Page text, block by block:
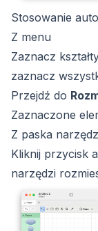
Stosowanie
Z menu
Zaznacz
zaznacz
Przejdź do
Zaznaczone
Z paska
Kliknij przycisk
narzędzi